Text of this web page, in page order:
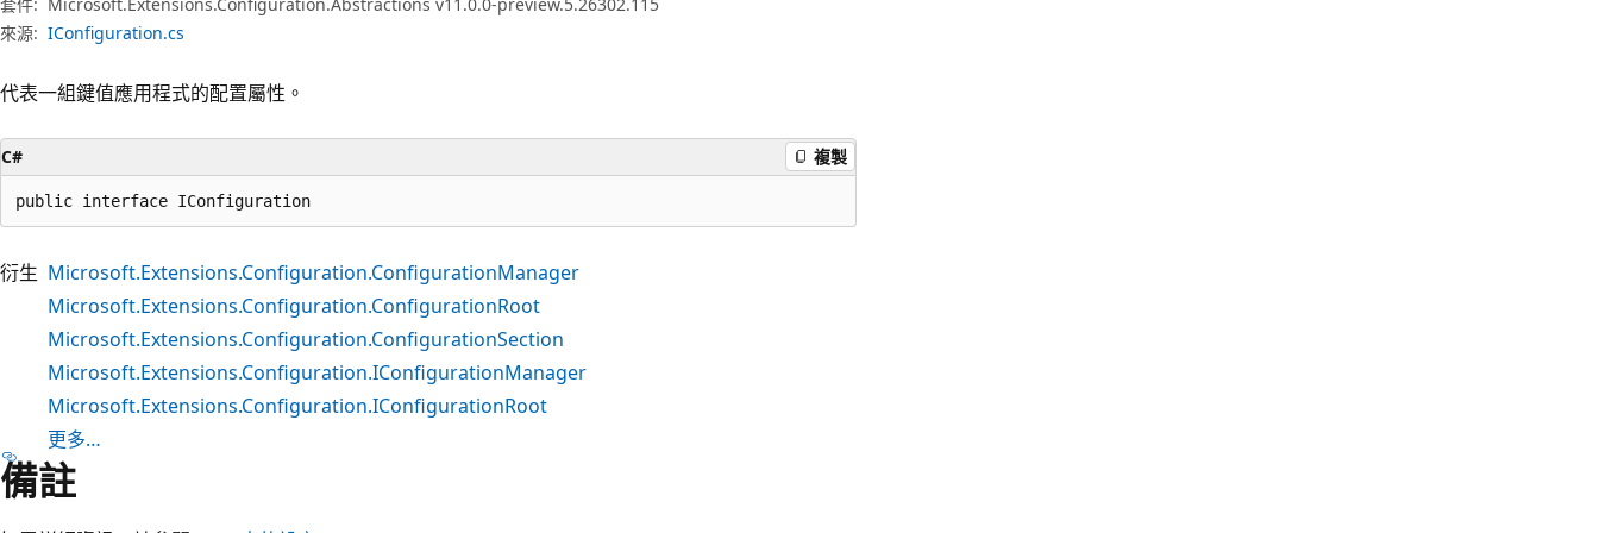
來源: IConfiguration.cs
代表一組鍵值應用程式的配置屬性。
C# 複製
public interface IConfiguration
衍生 Microsoft.Extensions.Configuration.ConfigurationManager
Microsoft.Extensions.Configuration.ConfigurationRoot
Microsoft.Extensions.Configuration.ConfigurationSection
Microsoft.Extensions.Configuration.IConfigurationManager
Microsoft.Extensions.Configuration.IConfigurationRoot
更多…
備註